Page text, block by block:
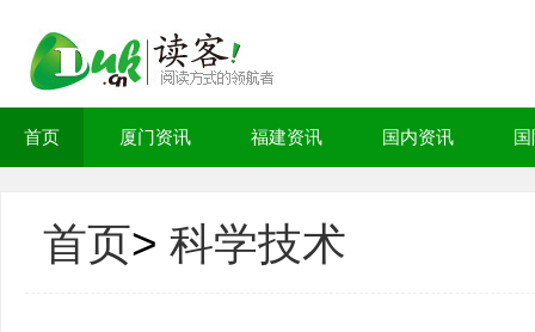
首页 厦门资讯 福建资讯 国内资讯
首页> 科学技术